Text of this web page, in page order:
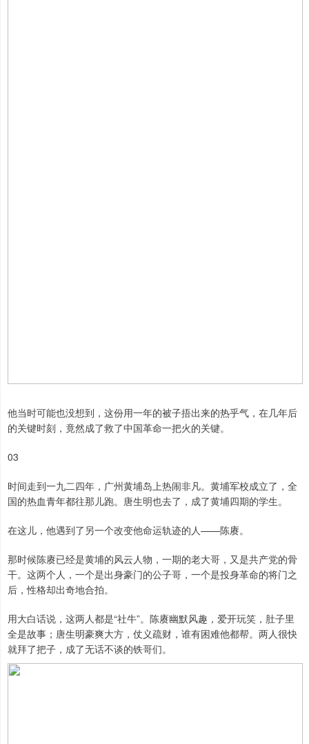
他当时可能也没想到，这份用一年的被子捂出来的热乎气，在几年后
的关键时刻，竟然成了救了中国革命一把火的关键。
03
时间走到一九二四年，广州黄埔岛上热闹非凡。黄埔军校成立了，全
国的热血青年都往那儿跑。唐生明也去了，成了黄埔四期的学生。
在这儿，他遇到了另一个改变他命运轨迹的人——陈赓。
那时候陈赓已经是黄埔的风云人物，一期的老大哥，又是共产党的骨
干。这两个人，一个是出身豪门的公子哥，一个是投身革命的将门之
后，性格却出奇地合拍。
用大白话说，这两人都是“社牛”。陈赓幽默风趣，爱开玩笑，肚子里
全是故事；唐生明豪爽大方，仗义疏财，谁有困难他都帮。两人很快
就拜了把子，成了无话不谈的铁哥们。